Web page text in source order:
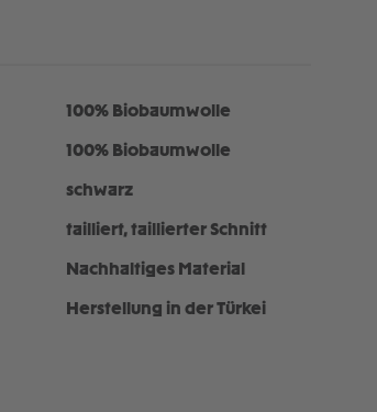
100% Biobaumwolle
100% Biobaumwolle
schwarz
tailliert, taillierter Schnitt
Nachhaltiges Material
Herstellung in der Türkei